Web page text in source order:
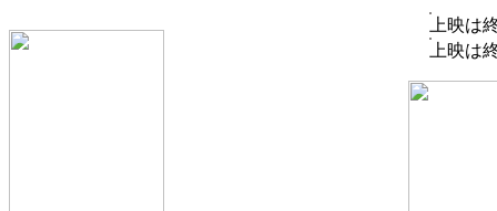
上映は
上映は